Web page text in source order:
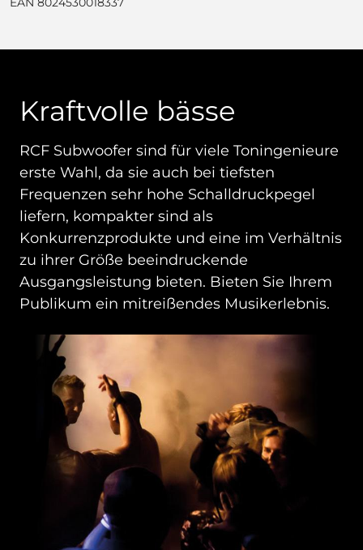
Kraftvolle bässe
RCF Subwoofer sind für viele Toningenieure
erste Wahl, da sie auch bei tiefsten
Frequenzen sehr hohe Schalldruckpegel
liefern, kompakter sind als
Konkurrenzprodukte und eine im Verhältnis
zu ihrer Größe beeindruckende
Ausgangsleistung bieten. Bieten Sie Ihrem
Publikum ein mitreißendes Musikerlebnis.